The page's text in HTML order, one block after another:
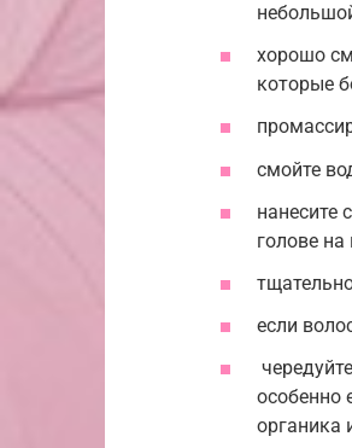
хорошо
которые
смойте
нанесите
голове
если
особенно
органика